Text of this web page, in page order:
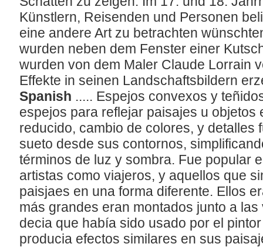
Künstlern, Reisenden und Personen
eine andere Art zu betrachten
wurden neben dem Fenster einer
wurden von dem Maler Claude Lorrain
Effekte in seinen Landschaftsbildern
Spanish ..... Espejos convexos y
espejos para reflejar paisajes u objetos
reducido, cambio de colores, y detalles
sueto desde sus contornos,
términos de luz y sombra. Fue popular
artistas como viajeros, y aquellos que
paisjaes en una forma diferente. Ellos
más grandes eran montados junto a
decia que había sido usado por el
producia efectos similares en sus